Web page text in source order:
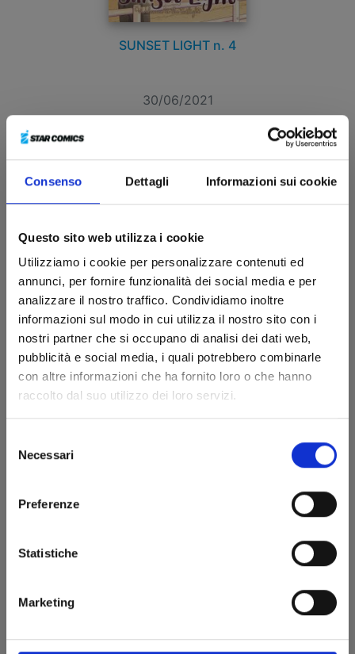
Consenso Dettagli Informazioni sui cookie
Questo sito web utilizza i cookie
Utilizziamo i cookie per personalizzare contenuti ed
annunci, per fornire funzionalità dei social media e per
analizzare il nostro traffico. Condividiamo inoltre
informazioni sul modo in cui utilizza il nostro sito con i
nostri partner che si occupano di analisi dei dati web,
pubblicità e social media, i quali potrebbero combinarle
con altre informazioni che ha fornito loro o che hanno
raccolto dal suo utilizzo dei loro servizi.
delNecessari
Preferenze
Statistiche
Marketing
SUNSET LIGHT n. 4
30/06/2021